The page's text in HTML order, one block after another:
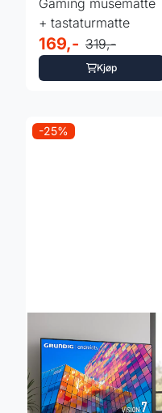
+ tastaturmatte
169,- 319,-
Kjøp
-25%